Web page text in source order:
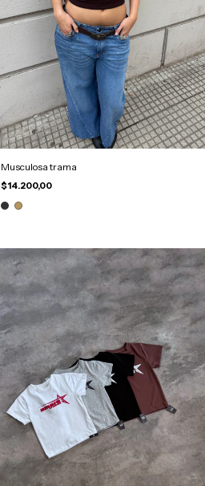
Musculosa trama
$14.200,00